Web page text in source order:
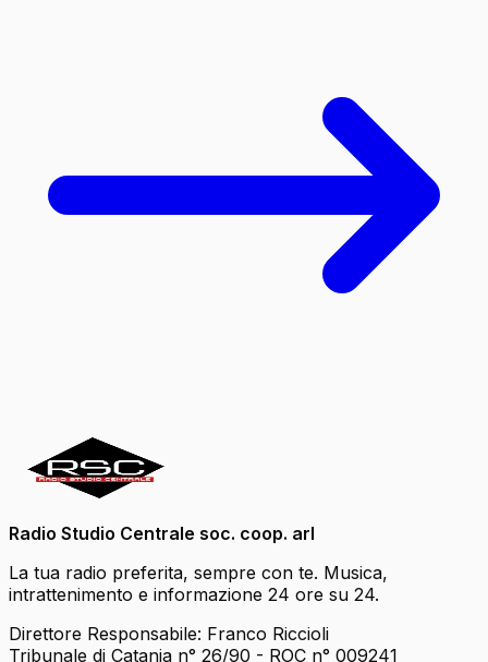
Radio Studio Centrale soc. coop. arl
La tua radio preferita, sempre con te. Musica,
intrattenimento e informazione 24 ore su 24.
Direttore Responsabile: Franco Riccioli
Tribunale di Catania n° 26/90 - ROC n° 009241